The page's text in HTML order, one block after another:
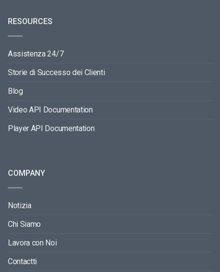
RESOURCES
Assistenza 24/7
Storie di Successo dei Clienti
Blog
Video API Documentation
Player API Documentation
COMPANY
Notizia
Chi Siamo
Lavora con Noi
Contactti